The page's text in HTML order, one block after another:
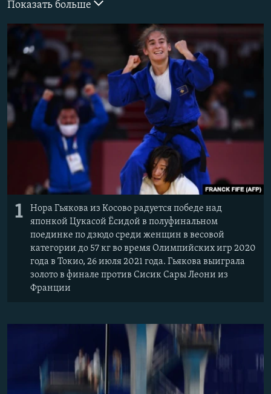
КРЫМ.НЕПОКОРЕННЫЙ
ELIFBE
УКРАИНСКАЯ ПРОБЛЕМА КРЫМА
ПРИСОЕДИНЯЙТЕСЬ!
Все сайты RFE/RL
Показать больше
1
Нора Гьякова из Косово радуется победе над
японкой Цукасой Ёсидой в полуфинальном
поединке по дзюдо среди женщин в весовой
категории до 57 кг во время Олимпийских игр 2020
года в Токио, 26 июля 2021 года. Гьякова выиграла
золото в финале против Сисик Сары Леони из
Франции